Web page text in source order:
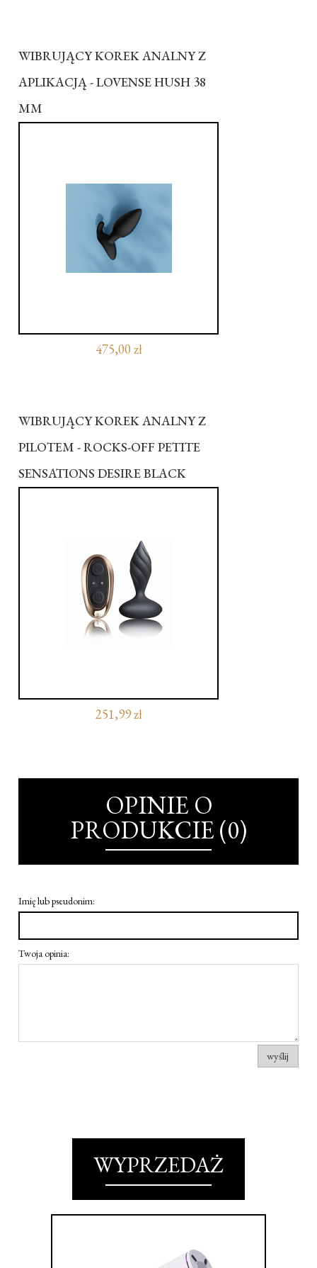
WIBRUJĄCY KOREK ANALNY Z
APLIKACJĄ - LOVENSE HUSH 38
MM
475,00 zł
WIBRUJĄCY KOREK ANALNY Z
PILOTEM - ROCKS-OFF PETITE
SENSATIONS DESIRE BLACK
251,99 zł
OPINIE O
PRODUKCIE (0)
Imię lub pseudonim:
Twoja opinia:
wyślij
WYPRZEDAŻ